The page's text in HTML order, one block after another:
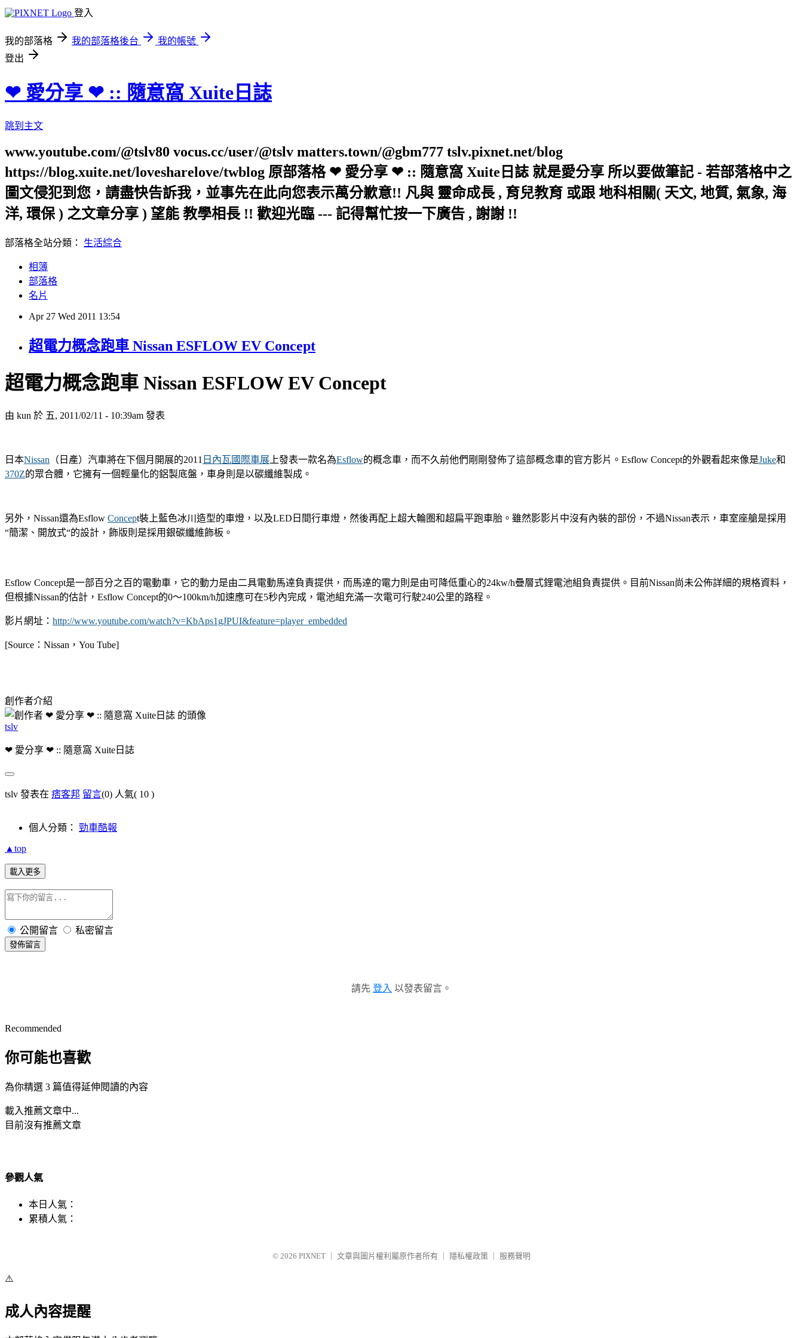
登入
我的部落格 我的部落格後台
我的帳號
登出
❤ 愛分享 ❤ :: 隨意窩 Xuite日誌
跳到主文
www.youtube.com/@tslv80 vocus.cc/user/@tslv matters.town/@gbm777 tslv.pixnet.net/blog
https://blog.xuite.net/lovesharelove/twblog 原部落格 ❤ 愛分享 ❤ :: 隨意窩 Xuite日誌 就是愛分享 所以要做筆記 - 若部落格中之
圖文侵犯到您，請盡快告訴我，並事先在此向您表示萬分歉意!! 凡與 靈命成長 , 育兒教育 或跟 地科相關( 天文, 地質, 氣象, 海
洋, 環保 ) 之文章分享 ) 望能 教學相長 !! 歡迎光臨 --- 記得幫忙按一下廣告 , 謝謝 !!
部落格全站分類： 生活綜合
相簿
部落格
名片
Apr 27 Wed 2011 13:54
超電力概念跑車 Nissan ESFLOW EV Concept
超電力概念跑車 Nissan ESFLOW EV Concept
由 kun 於 五, 2011/02/11 - 10:39am 發表
日本Nissan （日產）汽車將在下個月開展的2011 日內瓦國際車展上發表一款名為Esflow的概念車，而不久前他們剛剛發佈了這部概念車的官方影片。Esflow Concept的外觀看起來像是Juke和
370Z的眾合體，它擁有一個輕量化的鋁製底盤，車身則是以碳纖維製成。
另外，Nissan還為Esflow Concept裝上藍色冰川造型的車燈，以及LED日間行車燈，然後再配上超大輪圏和超扁平跑車胎。雖然影影片中沒有內裝的部份，不過Nissan表示，車室座艙是採用
“簡潔、開放式“的設計，飾版則是採用銀碳纖維飾板。
Esflow Concept是一部百分之百的電動車，它的動力是由二具電動馬逹負責提供，而馬逹的電力則是由可降低重心的24kw/h疊層式鋰電池組負責提供。目前Nissan尚未公佈詳細的規格資料，
但根據Nissan的估計，Esflow Concept的0～100km/h加速應可在5秒內完成，電池組充滿一次電可行駛240公里的路程。
影片網址： http://www.youtube.com/watch?v=KbAps1gJPUI&feature=player_embedded
[Source：Nissan，You Tube]
創作者介紹
tslv
❤ 愛分享 ❤ :: 隨意窩 Xuite日誌
tslv 發表在 痞客邦 留言(0) 人氣( 10 )
個人分類： 勁車酷報
▲top
載入更多
公開留言 私密留言
發佈留言
請先 登入 以發表留言。
Recommended
你可能也喜歡
為你精選 3 篇值得延伸閱讀的內容
載入推薦文章中...
目前沒有推薦文章
參觀人氣
本日人氣：
累積人氣：
© 2026 PIXNET 文章與圖片權利屬原作者所有 隱私權政策 服務聲明
⚠️
成人內容提醒